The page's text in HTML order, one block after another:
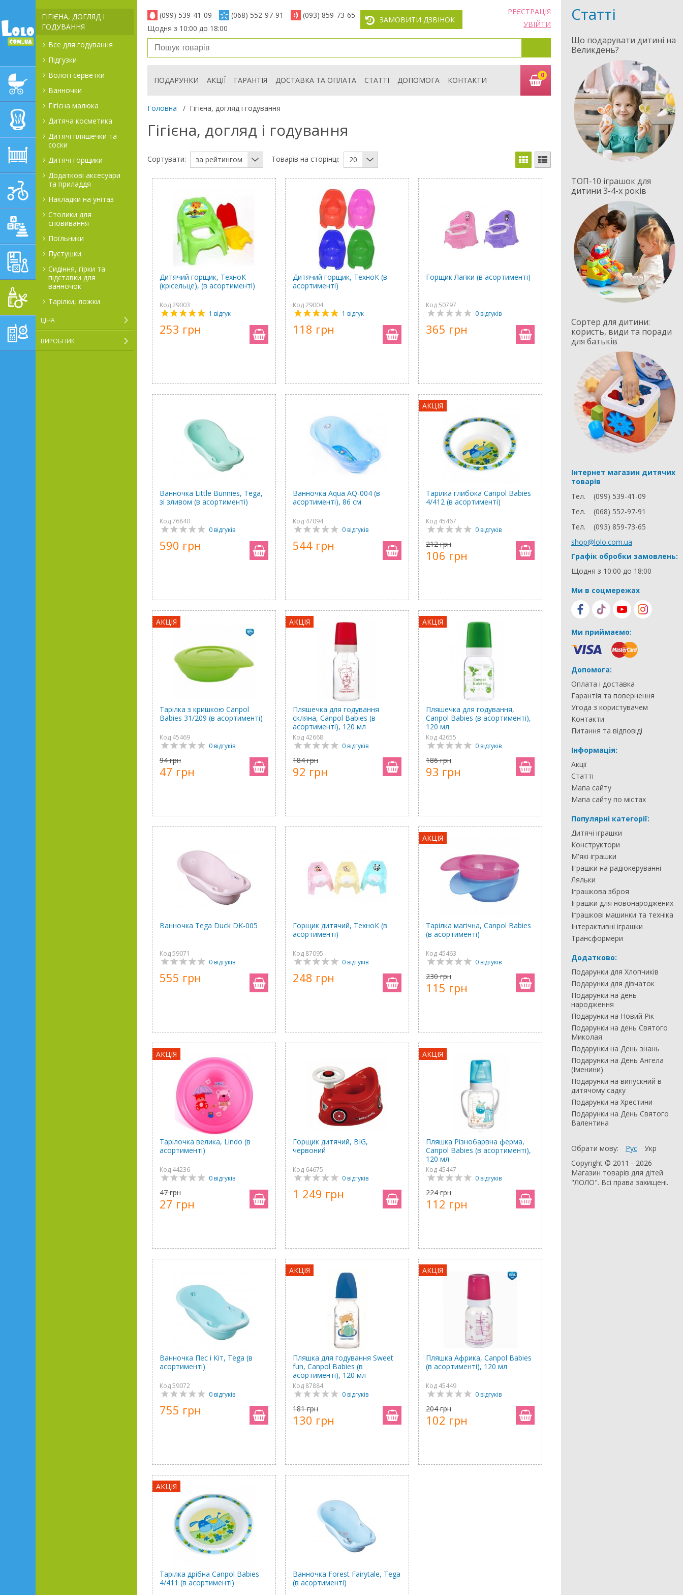
АВТОКРІСЛА
ДИТЯЧИЙ СПОРТ І
ТРАНСПОРТ
ДИТЯЧІ ІГРАШКИ
НАВЧАЛЬНО-
РОЗВИВАЮЧІ ТОВАРИ
ГІГІЄНА, ДОГЛЯД І
ГОДУВАННЯ
ТОВАРИ ДЛЯ БАТЬКІВ,
ПОСТІЛЬ
ГІГІЄНА, ДОГЛЯД І
ГОДУВАННЯ
Все для годування
Підгузки
Вологі серветки
Ванночки
Гігієна малюка
Дитяча косметика
Дитячі пляшечки та
соски
Дитячі горщики
Додаткові аксесуари
та приладдя
Накладки на унітаз
Столики для
сповивання
Поїльники
Пустушки
Сидіння, гірки та
підставки для
ванночок
Тарілки, ложки
ЦІНА
ВИРОБНИК
(099) 539-41-09 (068) 552-97-91
(093) 859-73-65
Щодня з 10:00 до 18:00
ЗАМОВИТИ ДЗВІНОК
РЕЄСТРАЦІЯ
УВІЙТИ
ПОДАРУНКИ АКЦІЇ ГАРАНТІЯ ДОСТАВКА ТА ОПЛАТА СТАТТІ ДОПОМОГА КОНТАКТИ
0
Головна / Гігієна, догляд і годування
Гігієна, догляд і годування
Сортувати: за рейтингом Товарів на сторінці: 20
Дитячий горщик, ТехноК
(крісельце), (в асортименті)
Код 29003
1 відгук
253 грн
Дитячий горщик, ТехноК (в
асортименті)
Код 29004
1 відгук
118 грн
Горщик Лапки (в асортименті)
Код 50797
0 відгуків
365 грн
Ванночка Little Bunnies, Tega,
зі зливом (в асортименті)
Код 76840
0 відгуків
590 грн
Ванночка Aqua AQ-004 (в
асортименті), 86 см
Код 47094
0 відгуків
544 грн
АКЦІЯ
Тарілка глибока Canpol Babies
4/412 (в асортименті)
Код 45467
0 відгуків
212 грн
106 грн
АКЦІЯ
Тарілка з кришкою Canpol
Babies 31/209 (в асортименті)
Код 45469
0 відгуків
94 грн
47 грн
АКЦІЯ
Пляшечка для годування
скляна, Canpol Babies (в
асортименті), 120 мл
Код 42668
0 відгуків
184 грн
92 грн
АКЦІЯ
Пляшечка для годування,
Canpol Babies (в асортименті),
120 мл
Код 42655
0 відгуків
186 грн
93 грн
Ванночка Tega Duck DK-005
Код 59071
0 відгуків
555 грн
Горщик дитячий, ТехноК (в
асортименті)
Код 87095
0 відгуків
248 грн
АКЦІЯ
Тарілка магічна, Canpol Babies
(в асортименті)
Код 45463
0 відгуків
230 грн
115 грн
АКЦІЯ
Тарілочка велика, Lindo (в
асортименті)
Код 44236
0 відгуків
47 грн
27 грн
Горщик дитячий, BIG,
червоний
Код 64675
0 відгуків
1 249 грн
АКЦІЯ
Пляшка Різнобарвна ферма,
Canpol Babies (в асортименті),
120 мл
Код 45447
0 відгуків
224 грн
112 грн
Ванночка Пес і Кіт, Tega (в
асортименті)
Код 59072
0 відгуків
755 грн
АКЦІЯ
Пляшка для годування Sweet
fun, Canpol Babies (в
асортименті), 120 мл
Код 87884
0 відгуків
181 грн
130 грн
АКЦІЯ
Пляшка Африка, Canpol Babies
(в асортименті), 120 мл
Код 45449
0 відгуків
204 грн
102 грн
АКЦІЯ
Тарілка дрібна Canpol Babies
4/411 (в асортименті)
Ванночка Forest Fairytale, Tega
(в асортименті)
Статті
Що подарувати дитині на
Великдень?
ТОП-10 іграшок для
дитини 3-4-х років
Сортер для дитини:
користь, види та поради
для батьків
Інтернет магазин дитячих
товарів
Тел.
(099) 539-41-09
Тел.
(068) 552-97-91
Тел.
(093) 859-73-65
shop@lolo.com.ua
Графік обробки замовлень:
Щодня з 10:00 до 18:00
Ми в соцмережах
Ми приймаємо:
Допомога:
Оплата і доставка
Гарантія та повернення
Угода з користувачем
Контакти
Питання та відповіді
Інформація:
Акції
Статті
Мапа сайту
Мапа сайту по містах
Популярні категорії:
Дитячі іграшки
Конструктори
М'які іграшки
Іграшки на радіокеруванні
Ляльки
Іграшкова зброя
Іграшки для новонароджених
Іграшкові машинки та техніка
Інтерактивні іграшки
Трансформери
Додатково:
Подарунки для Хлопчиків
Подарунки для дівчаток
Подарунки на день
народження
Подарунки на Новий Рік
Подарунки на день Святого
Миколая
Подарунки на День знань
Подарунки на День Ангела
(Іменини)
Подарунки на випускний в
дитячому садку
Подарунки на Хрестини
Подарунки на День Святого
Валентина
Обрати мову: Рус
Укр
Copyright © 2011 - 2026
Магазин товарів для дітей
"ЛОЛО". Всі права захищені.